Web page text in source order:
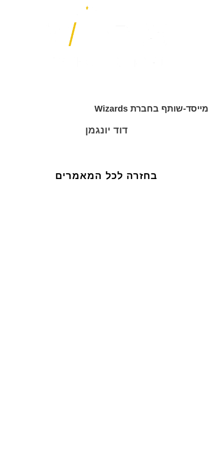
מייסד-שותף בחברת Wizards
דוד יונגמן
בחזרה לכל המאמרים